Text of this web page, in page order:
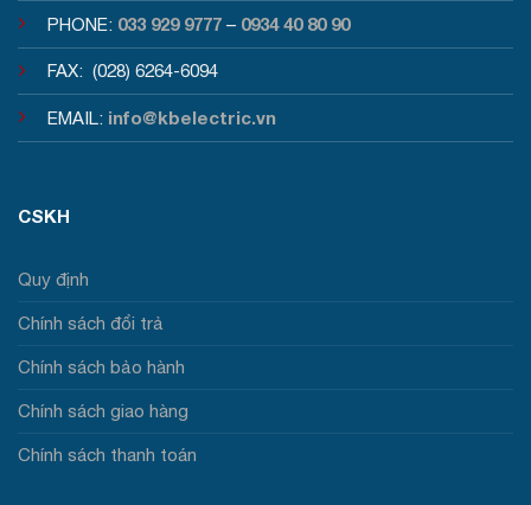
PHONE: 033 929 9777 – 0934 40 80 90
FAX: (028) 6264-6094
EMAIL: info@kbelectric.vn
CSKH
Quy định
Chính sách đổi trả
Chính sách bảo hành
Chính sách giao hàng
Chính sách thanh toán